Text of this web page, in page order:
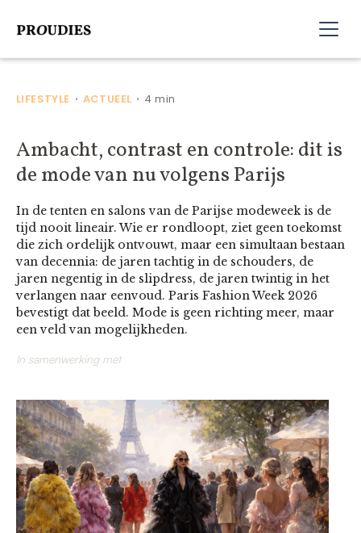
LIFESTYLE • ACTUEEL • 4 min
Ambacht, contrast en controle: dit is
de mode van nu volgens Parijs
In de tenten en salons van de Parijse modeweek is de
tijd nooit lineair. Wie er rondloopt, ziet geen toekomst
die zich ordelijk ontvouwt, maar een simultaan bestaan
van decennia: de jaren tachtig in de schouders, de
jaren negentig in de slipdress, de jaren twintig in het
verlangen naar eenvoud. Paris Fashion Week 2026
bevestigt dat beeld. Mode is geen richting meer, maar
een veld van mogelijkheden.
In samenwerking met